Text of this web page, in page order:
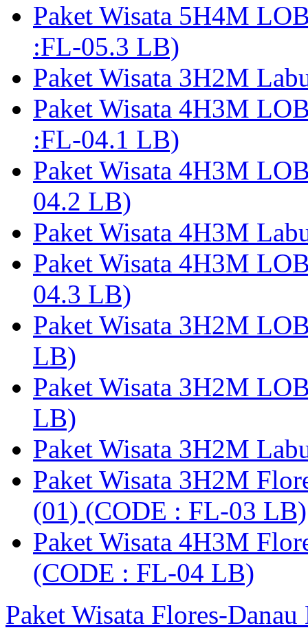
Paket Wisata 5H4M
:FL-05.3 LB)
Paket Wisata 3H2M
Paket Wisata 4H3M
:FL-04.1 LB)
Paket Wisata 4H3M
04.2 LB)
Paket Wisata 4H3M
Paket Wisata 4H3M
04.3 LB)
Paket Wisata 3H2M
LB)
Paket Wisata 3H2M
LB)
Paket Wisata 3H2M
Paket Wisata 3H2M
(01) (CODE : FL-03 LB)
Paket Wisata 4H3M
(CODE : FL-04 LB)
Paket Wisata Flores-